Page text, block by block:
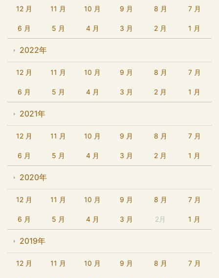
12 月 11 月 10 月 9 月 8 月 7 月
6 月 5 月 4 月 3 月 2 月 1 月
2022年
12 月 11 月 10 月 9 月 8 月 7 月
6 月 5 月 4 月 3 月 2 月 1 月
2021年
12 月 11 月 10 月 9 月 8 月 7 月
6 月 5 月 4 月 3 月 2 月 1 月
2020年
12 月 11 月 10 月 9 月 8 月 7 月
6 月 5 月 4 月 3 月 2月 1 月
2019年
12 月 11 月 10 月 9 月 8 月 7 月